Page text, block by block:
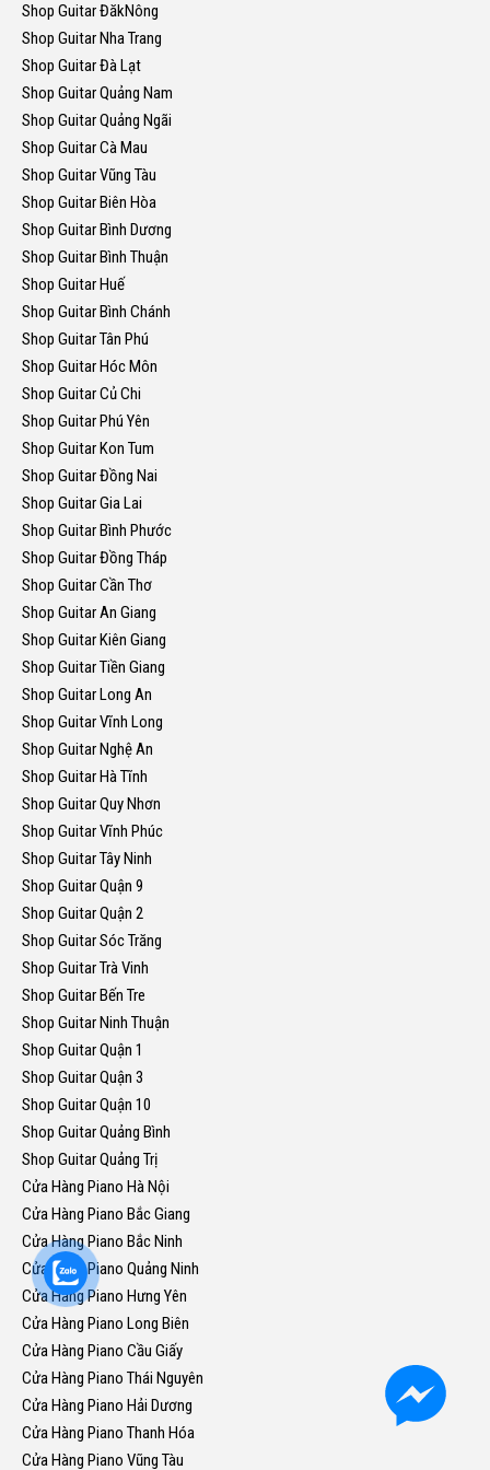
Shop Guitar ĐăkNông
Shop Guitar Nha Trang
Shop Guitar Đà Lạt
Shop Guitar Quảng Nam
Shop Guitar Quảng Ngãi
Shop Guitar Cà Mau
Shop Guitar Vũng Tàu
Shop Guitar Biên Hòa
Shop Guitar Bình Dương
Shop Guitar Bình Thuận
Shop Guitar Huế
Shop Guitar Bình Chánh
Shop Guitar Tân Phú
Shop Guitar Hóc Môn
Shop Guitar Củ Chi
Shop Guitar Phú Yên
Shop Guitar Kon Tum
Shop Guitar Đồng Nai
Shop Guitar Gia Lai
Shop Guitar Bình Phước
Shop Guitar Đồng Tháp
Shop Guitar Cần Thơ
Shop Guitar An Giang
Shop Guitar Kiên Giang
Shop Guitar Tiền Giang
Shop Guitar Long An
Shop Guitar Vĩnh Long
Shop Guitar Nghệ An
Shop Guitar Hà Tĩnh
Shop Guitar Quy Nhơn
Shop Guitar Vĩnh Phúc
Shop Guitar Tây Ninh
Shop Guitar Quận 9
Shop Guitar Quận 2
Shop Guitar Sóc Trăng
Shop Guitar Trà Vinh
Shop Guitar Bến Tre
Shop Guitar Ninh Thuận
Shop Guitar Quận 1
Shop Guitar Quận 3
Shop Guitar Quận 10
Shop Guitar Quảng Bình
Shop Guitar Quảng Trị
Cửa Hàng Piano Hà Nội
Cửa Hàng Piano Bắc Giang
Cửa Hàng Piano Bắc Ninh
Cửa Hàng Piano Quảng Ninh
Cửa Hàng Piano Hưng Yên
Cửa Hàng Piano Long Biên
Cửa Hàng Piano Cầu Giấy
Cửa Hàng Piano Thái Nguyên
Cửa Hàng Piano Hải Dương
Cửa Hàng Piano Thanh Hóa
Cửa Hàng Piano Vũng Tàu